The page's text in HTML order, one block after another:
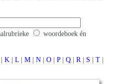
woordeboek én
| K | L | M | N | O | P | Q | R | S | T |